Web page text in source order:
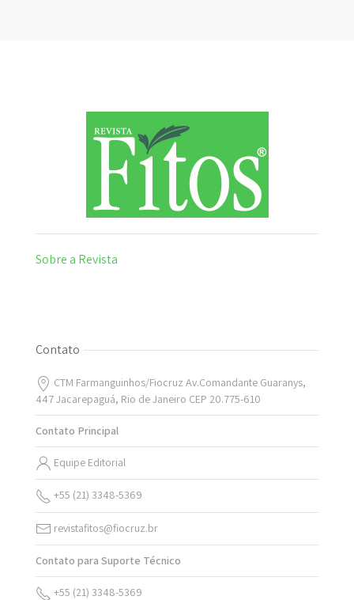
Sobre a Revista
Contato
CTM Farmanguinhos/Fiocruz Av.Comandante Guaranys,
447 Jacarepaguá, Rio de Janeiro CEP 20.775-610
Contato Principal
Equipe Editorial
+55 (21) 3348-5369
revistafitos@fiocruz.br
Contato para Suporte Técnico
+55 (21) 3348-5369